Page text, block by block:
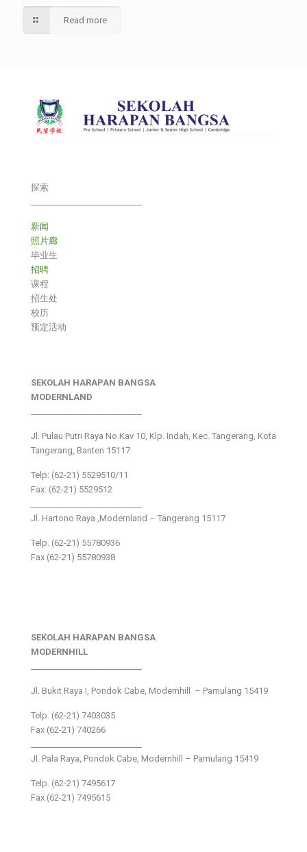
Read more
探索
新闻
照片廊
毕业生
招聘
课程
招生处
校历
预定活动
SEKOLAH HARAPAN BANGSA
MODERNLAND
Jl. Pulau Putri Raya No.Kav 10, Klp. Indah, Kec. Tangerang, Kota
Tangerang, Banten 15117
Telp: (62-21) 5529510/11
Fax: (62-21) 5529512
Jl. Hartono Raya ,Modernland – Tangerang 15117
Telp. (62-21) 55780936
Fax (62-21) 55780938
SEKOLAH HARAPAN BANGSA
MODERNHILL
Jl. Bukit Raya I, Pondok Cabe, Modernhill – Pamulang 15419
Telp. (62-21) 7403035
Fax (62-21) 740266
Jl. Pala Raya, Pondok Cabe, Modernhill – Pamulang 15419
Telp. (62-21) 7495617
Fax (62-21) 7495615